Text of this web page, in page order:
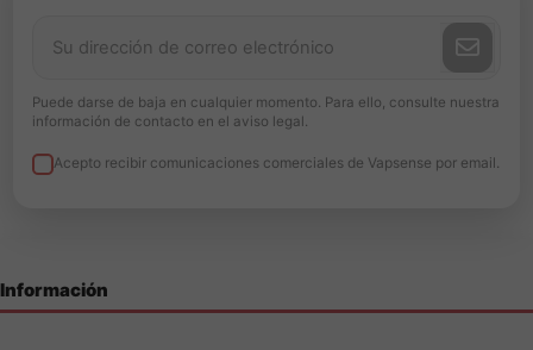
Puede darse de baja en cualquier momento. Para ello, consulte nuestra
información de contacto en el aviso legal.
Acepto recibir comunicaciones comerciales de Vapsense por email.
Información